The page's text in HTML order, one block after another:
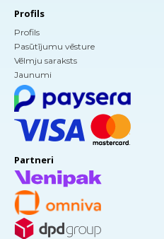
Profils
Profils
Pasūtījumu vēsture
Vēlmju saraksts
Jaunumi
Partneri